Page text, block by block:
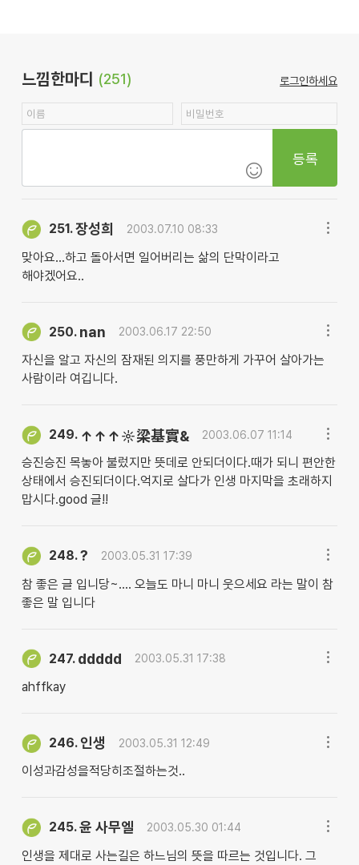
느낌한마디 (251) 로그인하세요
등록
251.장성희 2003.07.10 08:33
맞아요...하고 돌아서면 일어버리는 삶의 단막이라고
해야겠어요..
250. nan 2003.06.17 22:50
자신을 알고 자신의 잠재된 의지를 풍만하게 가꾸어 살아가는
사람이라 여깁니다.
249. ↑↑↑☼梁基實& 2003.06.07 11:14
승진승진 목놓아 불렀지만 뜻데로 안되더이다.때가 되니 편안한
상태에서 승진되더이다.억지로 살다가 인생 마지막을 초래하지
맙시다.good 글!!
248.? 2003.05.31 17:39
참 좋은 글 입니당~.... 오늘도 마니 마니 웃으세요 라는 말이 참
좋은 말 입니다
247. ddddd 2003.05.31 17:38
ahffkay
246.인생 2003.05.31 12:49
이성과감성을적당히조절하는것..
245.윤 사무엘 2003.05.30 01:44
인생을 제대로 사는길은 하느님의 뜻을 따르는 것입니다. 그